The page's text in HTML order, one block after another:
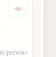
Dengarkan
person)